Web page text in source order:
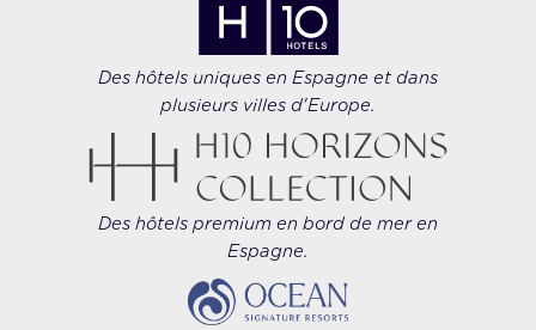
Des hôtels uniques en Espagne et dans
plusieurs villes d'Europe.
Des hôtels premium en bord de mer en
Espagne.